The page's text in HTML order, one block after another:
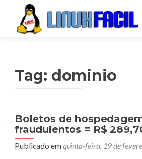
Tag: dominio
Boletos de
fraudulentos = R$
Publicado emquinta-feira, 19 de